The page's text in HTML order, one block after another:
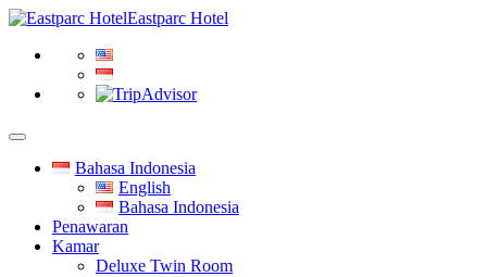
Eastparc Hotel
Bahasa Indonesia
English
Bahasa Indonesia
Penawaran
Kamar
Deluxe Twin Room